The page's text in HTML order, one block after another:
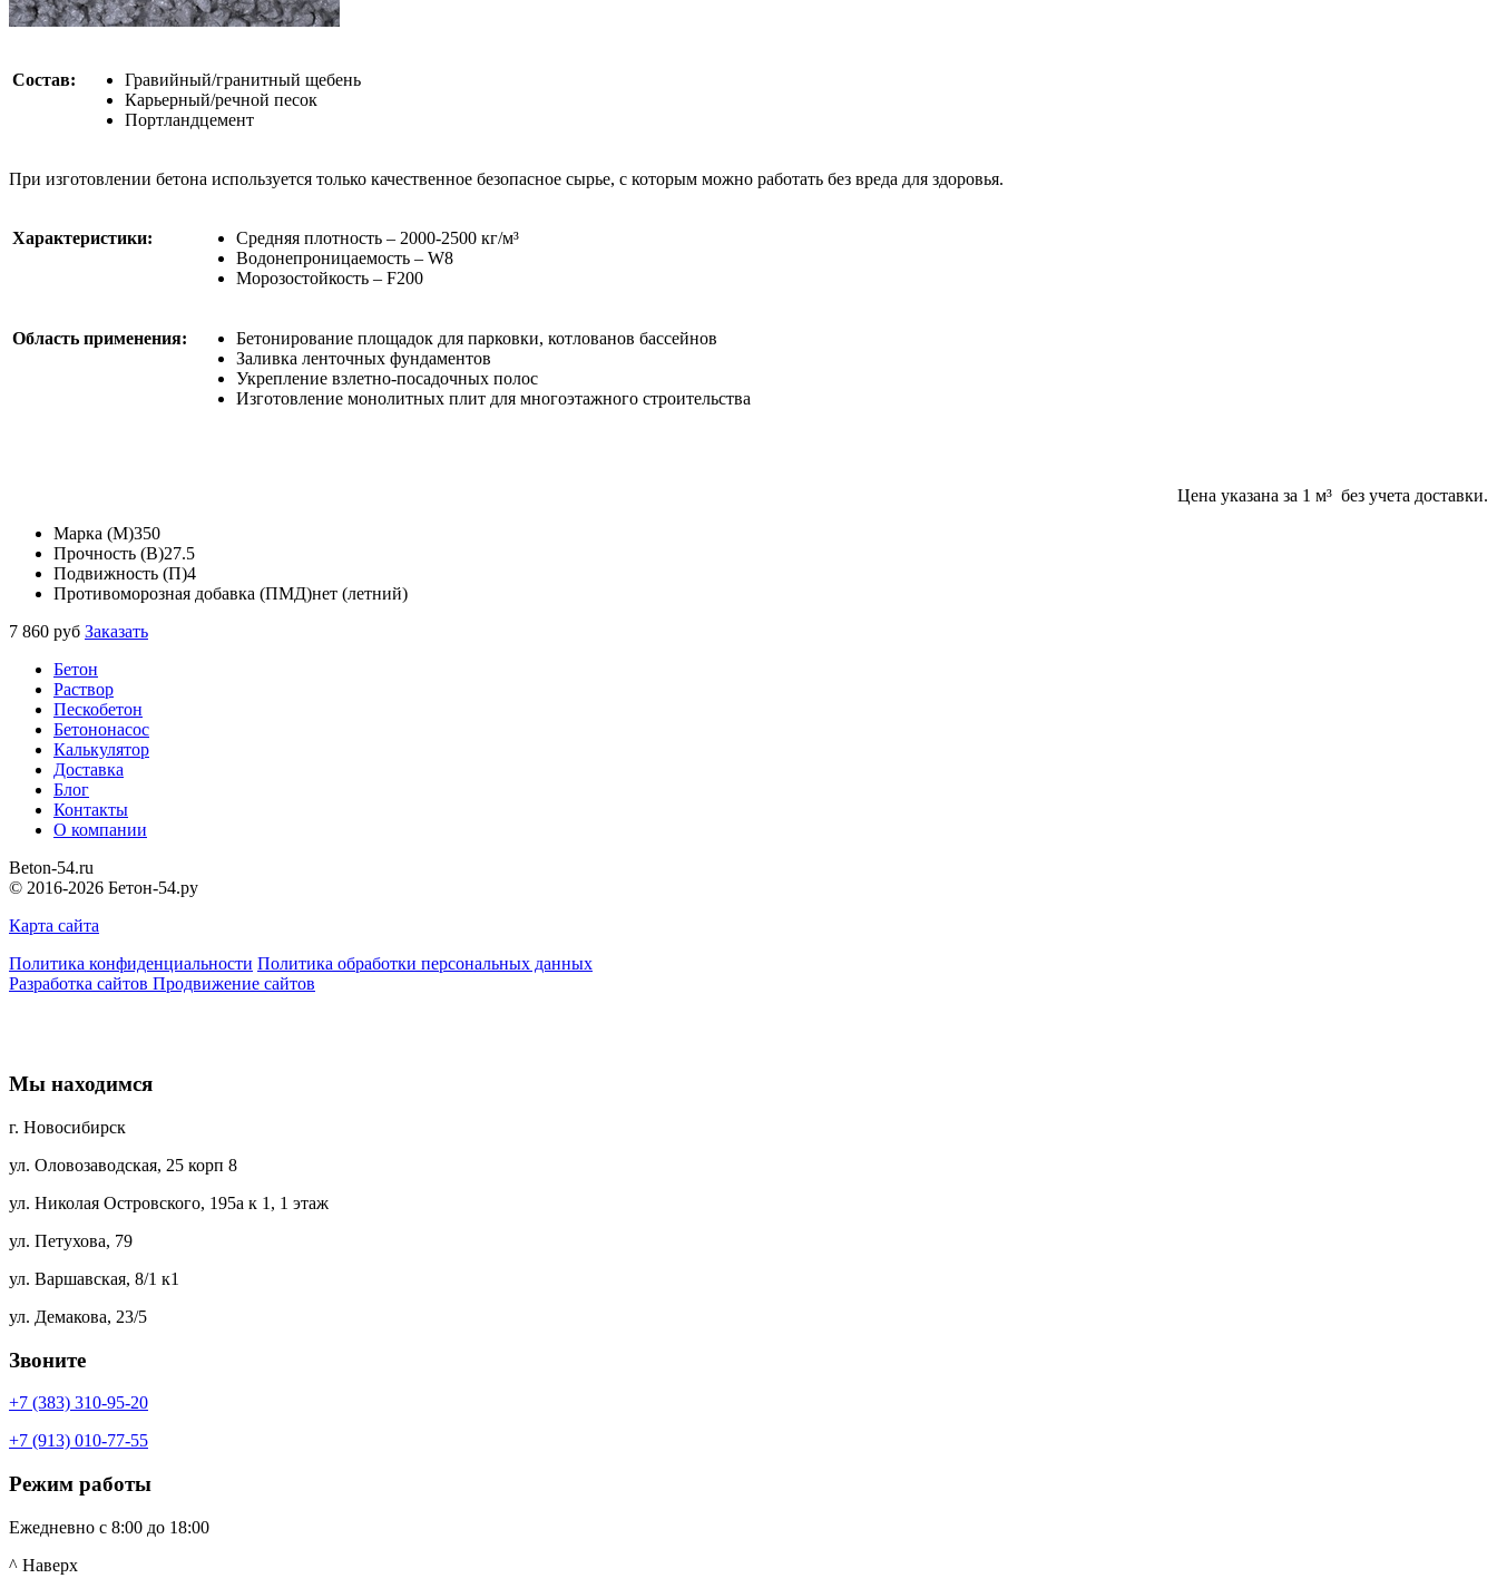
Состав:
Гравийный/гранитный щебень
Карьерный/речной песок
Портландцемент
При изготовлении бетона используется только качественное безопасное сырье, с которым можно работать без вреда для здоровья.
Характеристики:
Средняя плотность – 2000-2500 кг/м³
Водонепроницаемость – W8
Морозостойкость – F200
Область применения:
Бетонирование площадок для парковки, котлованов бассейнов
Заливка ленточных фундаментов
Укрепление взлетно-посадочных полос
Изготовление монолитных плит для многоэтажного строительства
Цена указана за 1 м³ без учета доставки.
Марка (M)350
Прочность (B)27.5
Подвижность (П)4
Противоморозная добавка (ПМД)нет (летний)
7 860 руб Заказать
Бетон
Раствор
Пескобетон
Бетононасос
Калькулятор
Доставка
Блог
Контакты
О компании
Beton-54.ru
© 2016-2026 Бетон-54.ру
Карта сайта
Политика конфиденциальности Политика обработки персональных данных
Разработка сайтов Продвижение сайтов
Мы находимся
г. Новосибирск
ул. Оловозаводская, 25 корп 8
ул. Николая Островского, 195а к 1, 1 этаж
ул. Петухова, 79
ул. Варшавская, 8/1 к1
ул. Демакова, 23/5
Звоните
+7 (383) 310-95-20
+7 (913) 010-77-55
Режим работы
Ежедневно с 8:00 до 18:00
^ Наверх